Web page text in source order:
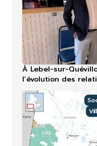
À Lebel-sur-
l’évolution des
anniversaire